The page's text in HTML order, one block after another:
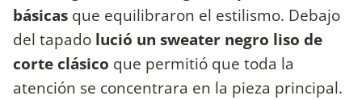
básicas que equilibraron el estilismo. Debajo
del tapado lució un sweater negro liso de
corte clásico que permitió que toda la
atención se concentrara en la pieza principal.